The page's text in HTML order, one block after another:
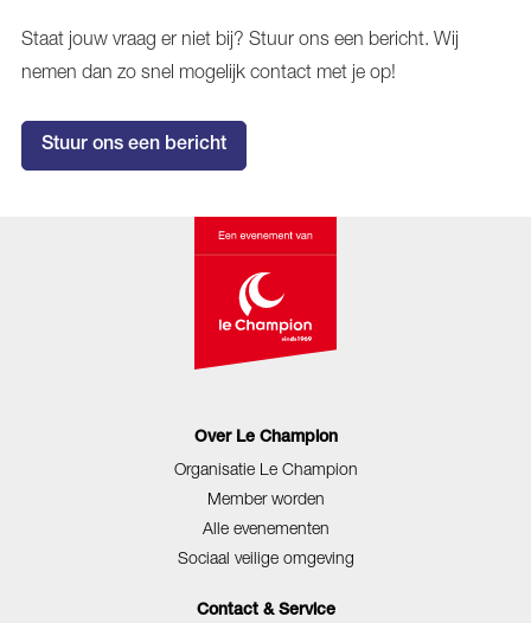
Staat jouw vraag er niet bij? Stuur ons een bericht. Wij
nemen dan zo snel mogelijk contact met je op!
Stuur ons een bericht
Over Le Champion
Organisatie Le Champion
Member worden
Alle evenementen
Sociaal veilige omgeving
Contact & Service